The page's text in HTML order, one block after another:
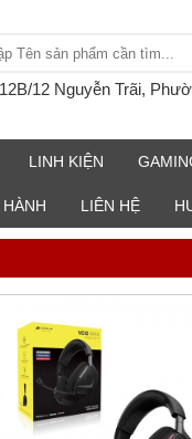
12 Nguyễn Trãi,
LINH KIỆN
HÀNH LIÊN HỆ